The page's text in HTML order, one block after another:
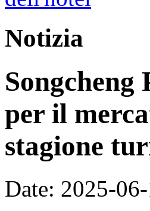
Notizia
per il
stagione
Date: 2025-